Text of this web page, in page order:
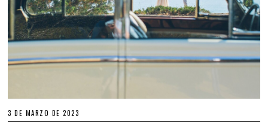
3 DE MARZO DE 2023